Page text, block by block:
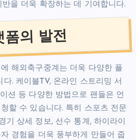
을 더욱 확장하는 데 기여합니다.
폼의 발전
해외축구중계는 더욱 다양한 플
. 케이블TV, 온라인 스트리밍 서
션 등 다양한 방법으로 팬들은 언
할 수 있습니다. 특히 스포츠 전문
기 상세 정보, 선수 통계, 하이라이
경험을 더욱 풍부하게 만들어 줍